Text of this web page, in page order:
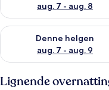
aug. 7 - aug. 8
Denne helgen
aug. 7 - aug. 9
Sjekk tilgjengelighet for
Lignende